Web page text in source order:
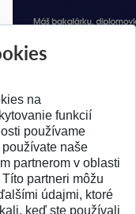
Pridané 07.07.2026
na
funkcií
používame
naše
partnerom v oblasti
partneri môžu
údajmi, ktoré
keď ste používali